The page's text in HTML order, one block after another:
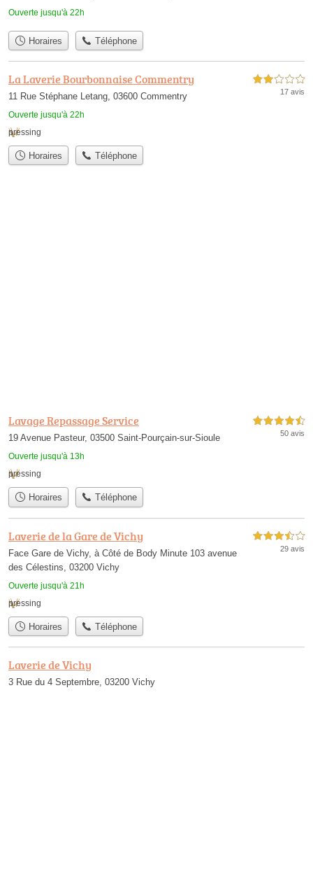
Ouverte jusqu'à 22h
Horaires Téléphone
La Laverie Bourbonnaise Commentry
11 Rue Stéphane Letang, 03600 Commentry
Ouverte jusqu'à 22h
2,0 étoiles sur 5
17 avis
pressing
Horaires Téléphone
Lavage Repassage Service
19 Avenue Pasteur, 03500 Saint-Pourçain-sur-Sioule
Ouverte jusqu'à 13h
4,5 étoiles sur 5
50 avis
pressing
Horaires Téléphone
Laverie de la Gare de Vichy
Face Gare de Vichy, à Côté de Body Minute 103 avenue
des Célestins, 03200 Vichy
Ouverte jusqu'à 21h
3,5 étoiles sur 5
29 avis
pressing
Horaires Téléphone
Laverie de Vichy
3 Rue du 4 Septembre, 03200 Vichy